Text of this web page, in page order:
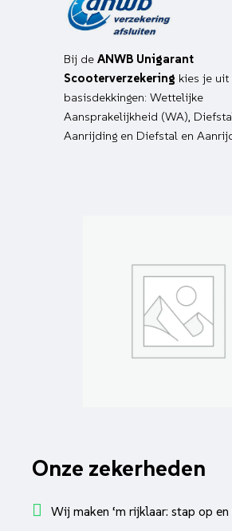
Bij de ANWB Unigarant
Scooterverzekering kies je uit
basisdekkingen: Wettelijke
Aansprakelijkheid (WA),
Aanrijding en Diefstal en
Onze zekerheden
Wij maken ‘m rijklaar: stap op en